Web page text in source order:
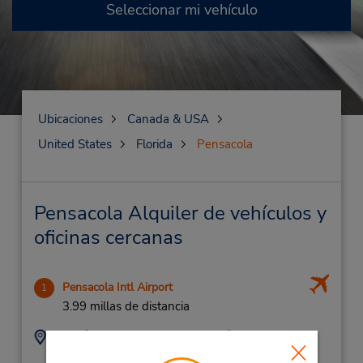
Seleccionar mi vehículo
Ubicaciones
Canada & USA
United States
Florida Pensacola
Pensacola Alquiler de vehículos y
oficinas cercanas
1 Pensacola Intl Airport
3.99 millas de distancia
Dirección:
Teléfono: